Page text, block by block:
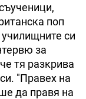
поп
си
за
тя разкрива
"Правех на
да правя на